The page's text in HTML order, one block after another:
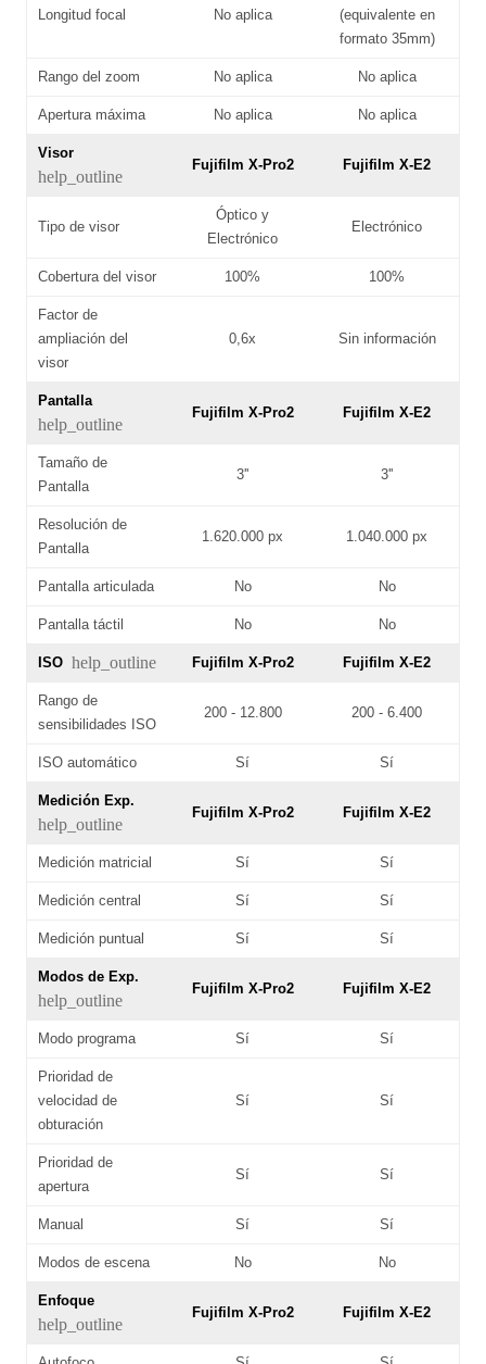
Longitud focal No aplica
(equivalente en
formato 35mm)
Rango del zoom No aplica No aplica
Apertura máxima No aplica No aplica
Visor
help_outline
Fujifilm X-Pro2 Fujifilm X-E2
Tipo de visor
Óptico y
Electrónico
Electrónico
Cobertura del visor 100% 100%
Factor de
ampliación del
visor
0,6x Sin información
Pantalla
help_outline
Fujifilm X-Pro2 Fujifilm X-E2
Tamaño de
Pantalla
3'' 3''
Resolución de
Pantalla
1.620.000 px 1.040.000 px
Pantalla articulada No No
Pantalla táctil No No
ISO help_outline Fujifilm X-Pro2 Fujifilm X-E2
Rango de
sensibilidades ISO
200 - 12.800 200 - 6.400
ISO automático Sí Sí
Medición Exp.
help_outline
Fujifilm X-Pro2 Fujifilm X-E2
Medición matricial Sí Sí
Medición central Sí Sí
Medición puntual Sí Sí
Modos de Exp.
help_outline
Fujifilm X-Pro2 Fujifilm X-E2
Modo programa Sí Sí
Prioridad de
velocidad de
obturación
Sí Sí
Prioridad de
apertura
Sí Sí
Manual Sí Sí
Modos de escena No No
Enfoque
help_outline
Fujifilm X-Pro2 Fujifilm X-E2